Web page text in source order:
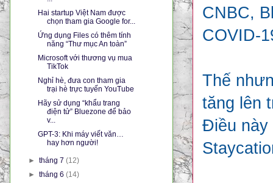
CNBC,
COVID-
Thế
tăng lên
Điều này
Hai startup Việt Nam được
chọn tham gia Google for...
Ứng dụng Files có thêm tính
năng “Thư mục An toàn”
Microsoft với thương vụ mua
TikTok
Nghỉ hè, đưa con tham gia
trại hè trực tuyến YouTube
Hãy sử dụng “khẩu trang
điện tử” Bluezone để bảo
v...
GPT-3: Khi máy viết văn…
hay hơn người!
►tháng 7(12)
►tháng 6(14)